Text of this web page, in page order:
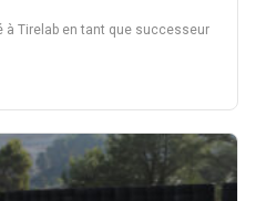
à Tirelab en tant que successeur